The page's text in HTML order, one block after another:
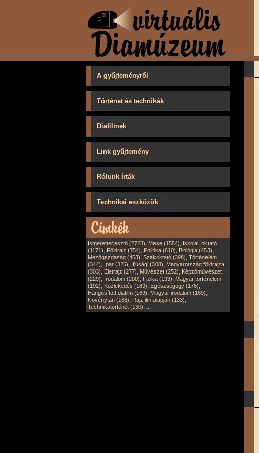
A gyűjteményről
Történet és technikák
Diafilmek
Link gyűjtemény
Rólunk írták
Technikai eszközök
Ismeretterjesztő (2723), Mese (1554), Iskolai, oktató
(1171), Földrajz (754), Politika (610), Biológia (453),
Mezőgazdaság (453), Szakoktató (398), Történelem
(344), Ipar (325), Ifjúsági (308), Magyarország földrajza
(303), Életrajz (277), Művészet (252), Képzőművészet
(229), Irodalom (200), Fizika (193), Magyar történelem
(192), Közlekedés (189), Egészségügy (176),
Hangosított diafilm (169), Magyar irodalom (169),
Növénytan (168), Rajzfilm alapján (133),
Technikatörténet (130),